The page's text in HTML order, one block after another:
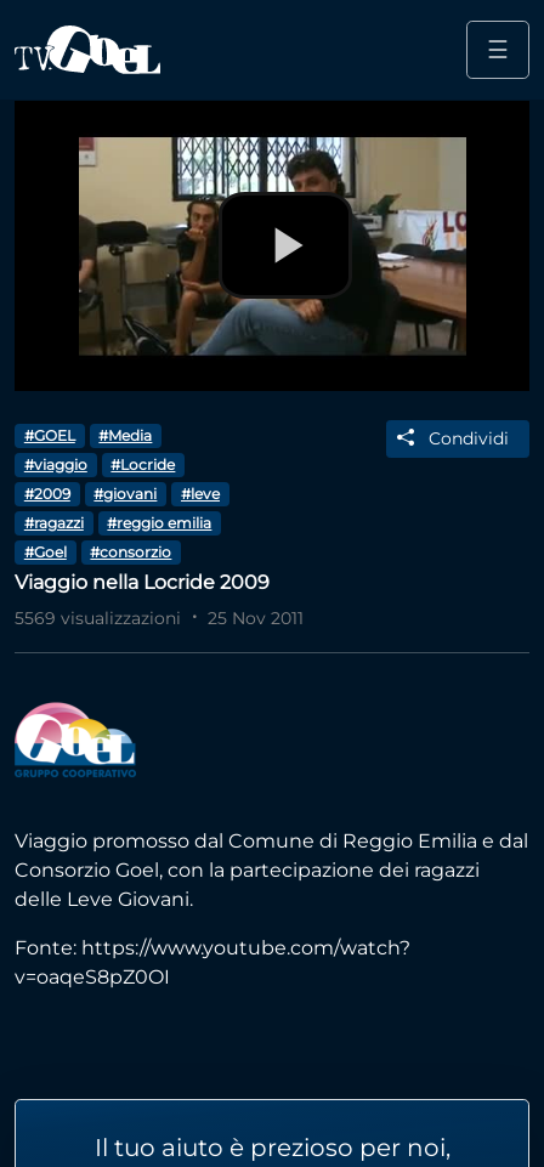
Salta al contenuto principale
☰
Play
Video
#GOEL
#Media
#viaggio
#Locride
#2009
#giovani
#leve
#ragazzi
#reggio emilia
#Goel
#consorzio
Condividi
Viaggio nella Locride 2009
5569 visualizzazioni 25 Nov 2011
Viaggio promosso dal Comune di Reggio Emilia e dal
Consorzio Goel, con la partecipazione dei ragazzi
delle Leve Giovani.
Fonte: https://www.youtube.com/watch?
v=oaqeS8pZ0OI
Il tuo aiuto è prezioso per noi,